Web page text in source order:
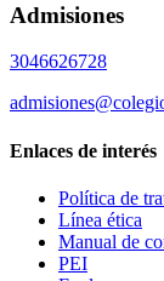
Admisiones
3046626728
Enlaces de interés
Política de
Línea ética
Manual de
PEI